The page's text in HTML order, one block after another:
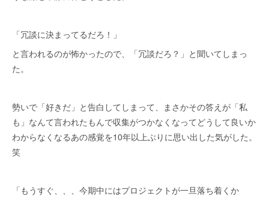
「冗談に決まってるだろ！」
と言われるのが怖かったので、「冗談だろ？」と聞いてしまっ
た。
勢いで「好きだ」と告白してしまって、まさかその答えが「私
も」なんて言われたもんで収集がつかなくなってどうして良いか
わからなくなるあの感覚を10年以上ぶりに思い出した気がした。
笑
「もうすぐ、、、今期中にはプロジェクトが一旦落ち着くか